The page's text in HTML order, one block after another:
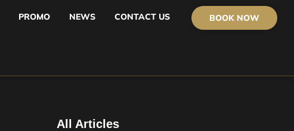
PROMO NEWS CONTACT US BOOK NOW
All Articles